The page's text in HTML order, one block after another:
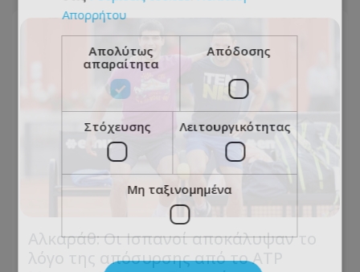
Αλκαράθ: Οι Ισπανοί αποκάλυψαν το
λόγο της απόσυρσης από το ATP
Απορρήτου
Απολύτως
απαραίτητα
Απόδοσης
Στόχευσης Λειτουργικότητας
Μη ταξινομημένα